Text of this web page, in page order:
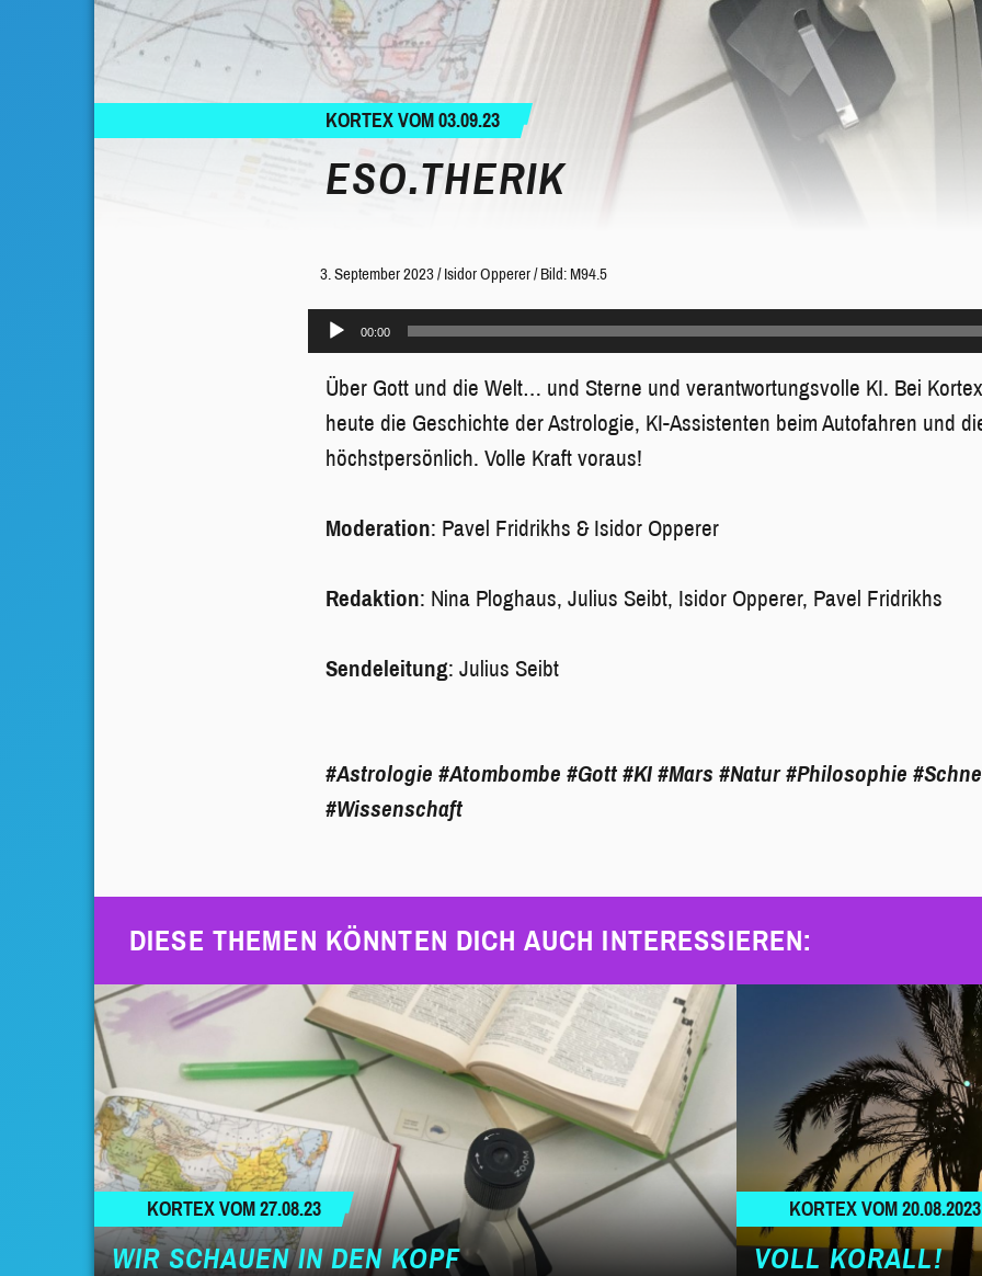
KORTEX VOM 03.09.23
ESO.THERIK
3. September 2023/Isidor Opperer/Bild: M94.5
Audio-
Player
00:00
Über Gott und die Welt… und Sterne und verantwortungsvolle KI. Bei
heute die Geschichte der Astrologie, KI-Assistenten beim Autofahren und
höchstpersönlich. Volle Kraft voraus!
Moderation: Pavel Fridrikhs & Isidor Opperer
Redaktion: Nina Ploghaus, Julius Seibt, Isidor Opperer, Pavel Fridrikhs
Sendeleitung: Julius Seibt
#Astrologie #Atombombe #Gott #KI #Mars #Natur #Philosophie
#Wissenschaft
DIESE THEMEN KÖNNTEN DICH AUCH INTERESSIEREN:
KORTEX VOM 27.08.23
WIR SCHAUEN IN DEN KOPF
KORTEX VOM 20.08.2023
VOLL KORALL!